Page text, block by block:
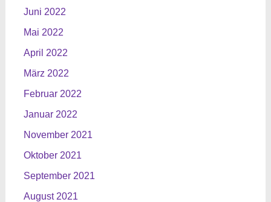
Juni 2022
Mai 2022
April 2022
März 2022
Februar 2022
Januar 2022
November 2021
Oktober 2021
September 2021
August 2021